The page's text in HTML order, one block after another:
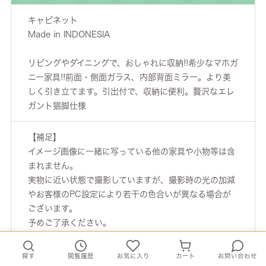
キャビネット
Made in INDONESIA
リビングやダイニングで、おしゃれに収納!!希少なマホガ
ニー家具!!前面・側面ガラス、内部背面ミラー。より美
しく引き立てます。引出付で、収納に便利。贅沢なエレ
ガント猫脚仕様
【補足】
イメージ画像に一緒に写っている他の家具や小物等は含
まれません。
実物に近い状態で撮影していますが、撮影時の光の加減
やお客様のPC設定により若干の色合いが異なる場合が
ございます。
予めご了承ください。
商品詳細
探す 閲覧履歴 お気に入り カート お問い合わせ